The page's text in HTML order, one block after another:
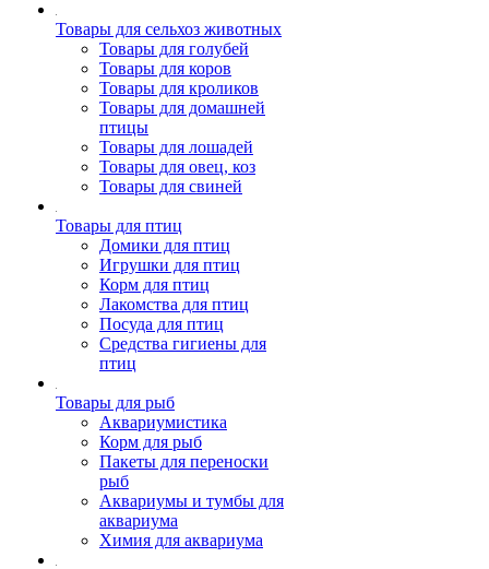
Товары для сельхоз животных
Товары для голубей
Товары для коров
Товары для кроликов
Товары для домашней
птицы
Товары для лошадей
Товары для овец, коз
Товары для свиней
Товары для птиц
Домики для птиц
Игрушки для птиц
Корм для птиц
Лакомства для птиц
Посуда для птиц
Средства гигиены для
птиц
Товары для рыб
Аквариумистика
Корм для рыб
Пакеты для переноски
рыб
Аквариумы и тумбы для
аквариума
Химия для аквариума